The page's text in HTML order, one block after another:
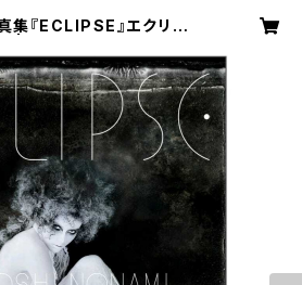
集『ECLIPSE』エクリプ